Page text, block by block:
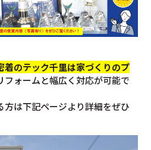
着のテック千里は家づくりのプ
フォームと幅広く対応が可能で
方は下記ページより詳細をぜひ